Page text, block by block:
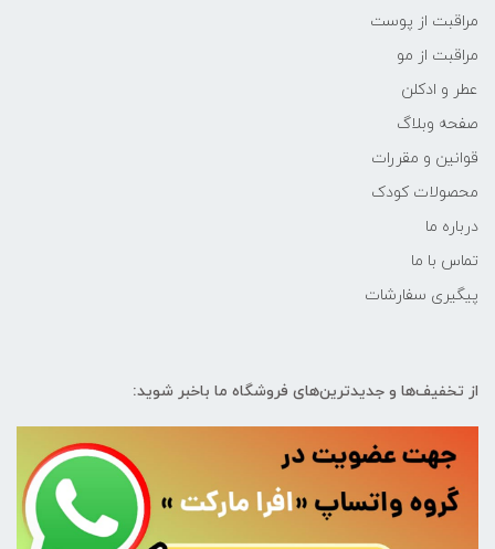
مراقبت از پوست
مراقبت از مو
عطر و ادکلن
صفحه وبلاگ
قوانین و مقررات
محصولات کودک
درباره ما
تماس با ما
پیگیری سفارشات
از تخفیف‌ها و جدیدترین‌های فروشگاه ما باخبر شوید: